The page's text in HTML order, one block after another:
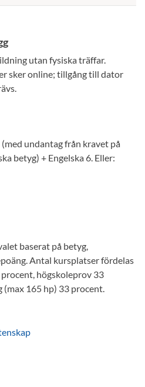
utan fysiska träffar.
sker online; tillgång till dator
undantag från kravet på
betyg) + Engelska 6. Eller:
baserat på betyg,
Antal kursplatser fördelas
högskoleprov 33
(max 165 hp) 33 procent.